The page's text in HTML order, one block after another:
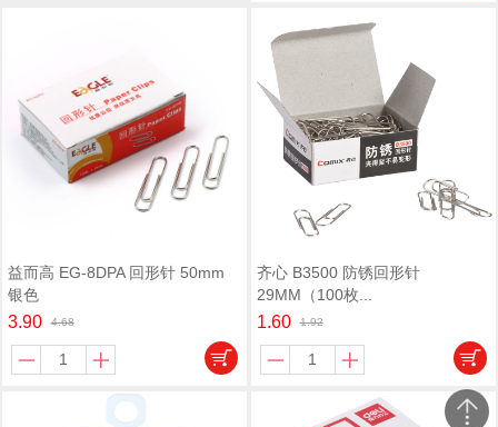
益而高 EG-8DPA 回形针 50mm
银色
3.90 4.68
齐心 B3500 防锈回形针
29MM（100枚...
1.60 1.92